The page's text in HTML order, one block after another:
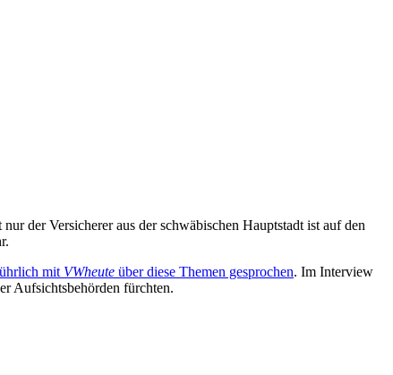
der Versicherer aus der schwäbischen Hauptstadt ist auf den
mit VWheute über diese Themen gesprochen. Im Interview
Aufsichtsbehörden fürchten.